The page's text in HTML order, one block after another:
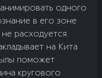
одного
в его зоне
расходуется.
на Кита
поможет
кругового